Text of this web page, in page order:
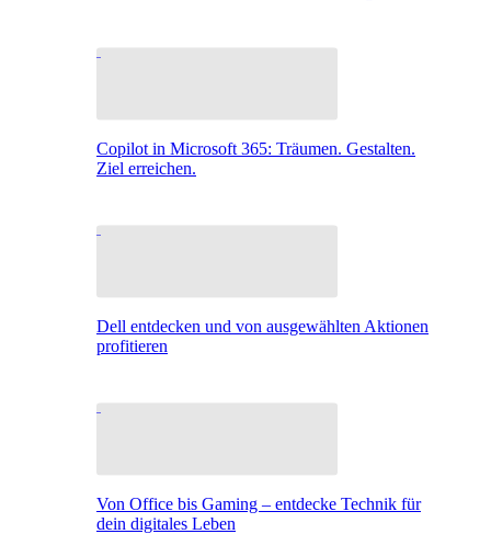
Copilot in Microsoft 365: Träumen. Gestalten.
Ziel erreichen.
Dell entdecken und von ausgewählten Aktionen
profitieren
Von Office bis Gaming – entdecke Technik für
dein digitales Leben